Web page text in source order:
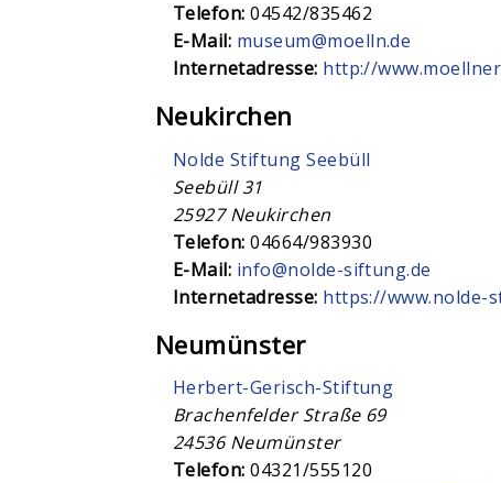
Telefon:04542/835462
E-Mail: museum@moelln.de
Internetadresse: http://
Neukirchen
Nolde Stiftung Seebüll
Seebüll 31
25927 Neukirchen
Telefon:04664/983930
E-Mail: info@nolde-siftung.de
Internetadresse: https://www.nolde-
Neumünster
Herbert-Gerisch-Stiftung
Brachenfelder Straße 69
24536 Neumünster
Telefon:04321/555120